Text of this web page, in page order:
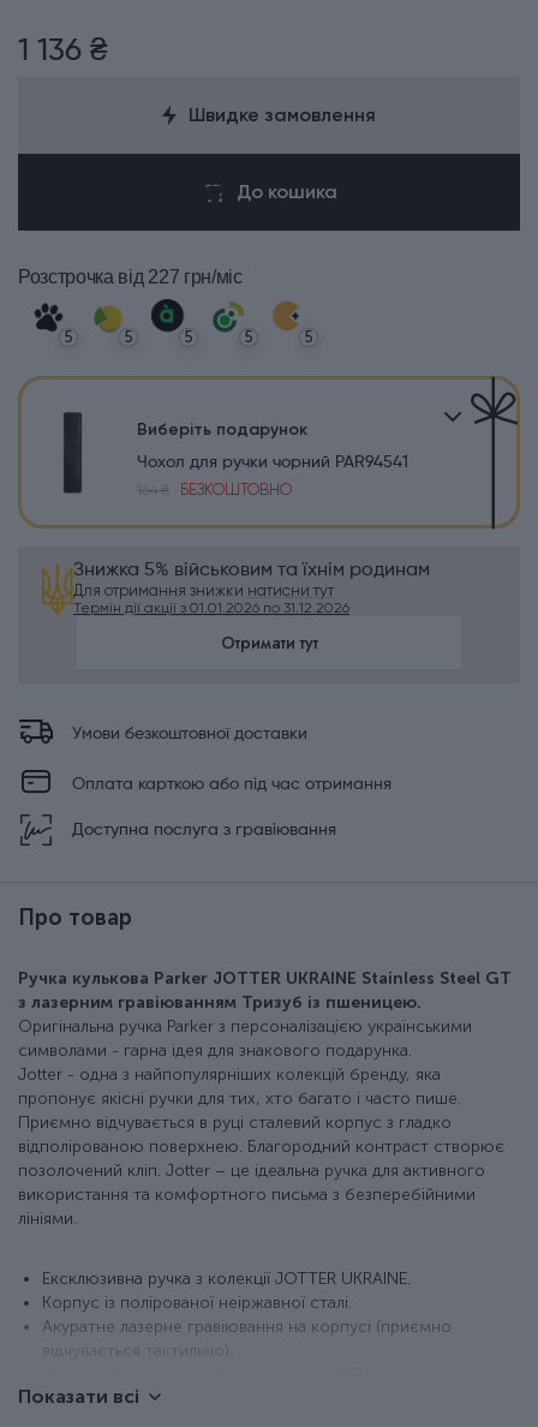
1 136 ₴
Швидке замовлення
До кошика
Розстрочка від 227 грн/міс
5 5 5 5 5
Виберіть подарунок
Чохол для ручки чорний PAR94541
164 ₴
БЕЗКОШТОВНО
Знижка 5% військовим та їхнім родинам
Для отримання знижки натисни тут
Термін дії акції з 01.01.2026 по 31.12.2026
Отримати тут
Умови безкоштовної доставки
Оплата карткою або під час отримання
Доступна послуга з гравіювання
Про товар
Ручка кулькова Parker JOTTER UKRAINE Stainless Steel GT
з лазерним гравіюванням Тризуб із пшеницею.
Оригінальна ручка Parker з персоналізацією українськими
символами - гарна ідея для знакового подарунка.
Jotter - одна з найпопулярніших колекцій бренду, яка
пропонує якісні ручки для тих, хто багато і часто пише.
Приємно відчувається в руці сталевий корпус з гладко
відполірованою поверхнею. Благородний контраст створює
позолочений кліп. Jotter – це ідеальна ручка для активного
використання та комфортного письма з безперебійними
лініями.
Ексклюзивна ручка з колекції JOTTER UKRAINE.
Корпус із полірованої неіржавної сталі.
Акуратне лазерне гравіювання на корпусі (приємно
відчувається тактильно).
Класична активація стрижня натисканням кнопки.
Показати всі